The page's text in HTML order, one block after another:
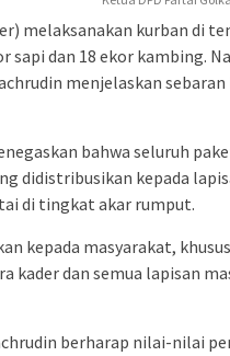
melaksanakan kurban di
sapi dan 18 ekor kambing.
menjelaskan
bahwa seluruh
didistribusikan kepada
di tingkat akar rumput.
kepada masyarakat,
kader dan semua lapisan
berharap nilai-nilai